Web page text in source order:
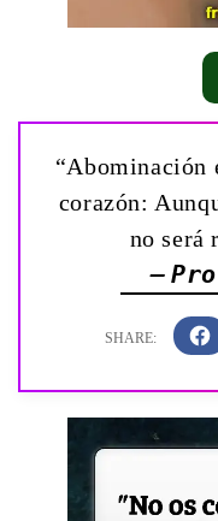
“Abominación
corazón:
no será
—